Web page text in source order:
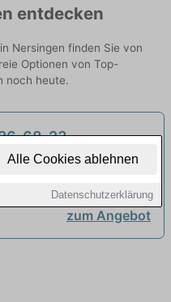
Alle Cookies ablehnen
Datenschutzerklärung
entdecken
Nersingen finden Sie von
Optionen von Top-
noch heute.
68-23,
w/d im Amt für
zum Angebot